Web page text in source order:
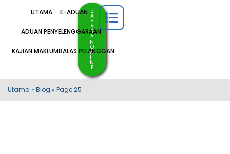
UTAMA E-ADUAN
ADUAN PENYELENGGARAAN
KAJIAN MAKLUMBALAS PELANGGAN
B
A
Y
A
R
A
N
O
N
LI
N
E
Utama » Blog » Page 25